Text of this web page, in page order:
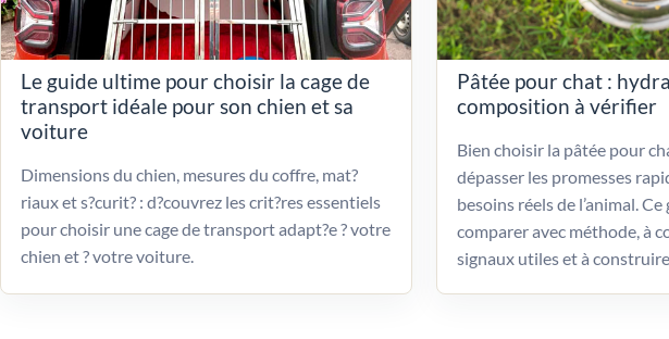
Le guide ultime pour choisir la cage de
transport idéale pour son chien et sa
voiture
Dimensions du chien, mesures du coffre, mat?
riaux et s?curit? : d?couvrez les crit?res essentiels
pour choisir une cage de transport adapt?e ? votre
chien et ? votre voiture.
Pâtée pour chat :
composition à vérifier
Bien choisir la pâtée pour
dépasser les promesses
besoins réels de l’animal.
comparer avec méthode, à
signaux utiles et à construire